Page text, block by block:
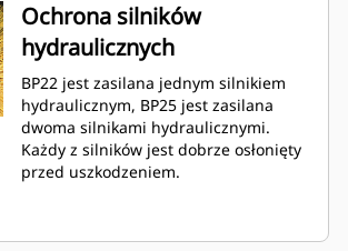
Ochrona silników
hydraulicznych
BP22 jest zasilana jednym silnikiem
hydraulicznym, BP25 jest zasilana
dwoma silnikami hydraulicznymi.
Każdy z silników jest dobrze osłonięty
przed uszkodzeniem.